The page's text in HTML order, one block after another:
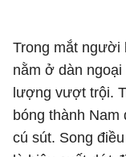
Trong mắt người
nằm ở dàn
lượng vượt trội.
bóng thành
cú sút. Song